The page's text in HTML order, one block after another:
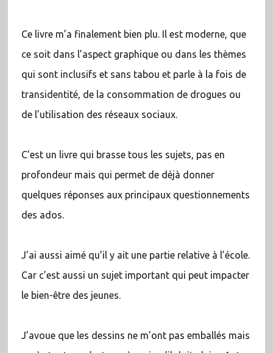
Ce livre m’a finalement bien plu. Il est moderne, que
ce soit dans l’aspect graphique ou dans les thèmes
qui sont inclusifs et sans tabou et parle à la fois de
transidentité, de la consommation de drogues ou
de l’utilisation des réseaux sociaux.
C’est un livre qui brasse tous les sujets, pas en
profondeur mais qui permet de déjà donner
quelques réponses aux principaux questionnements
des ados.
J’ai aussi aimé qu’il y ait une partie relative à l’école.
Car c’est aussi un sujet important qui peut impacter
le bien-être des jeunes.
J’avoue que les dessins ne m’ont pas emballés mais